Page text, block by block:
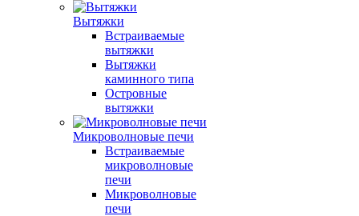
Вытяжки
Встраиваемые
вытяжки
Вытяжки
каминного типа
Островные
вытяжки
Микроволновые печи
Встраиваемые
микроволновые
печи
Микроволновые
печи